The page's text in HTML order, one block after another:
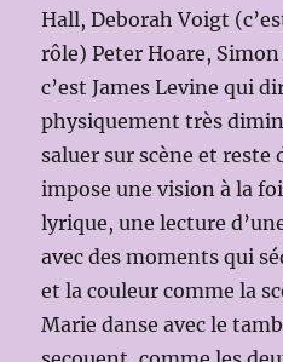
Hall, Deborah Voigt
rôle) Peter Hoare,
c’est James Levine qui
physiquement très
saluer sur scène et reste
impose une vision à la
lyrique, une lecture
avec des moments qui
et la couleur comme la
Marie danse avec le